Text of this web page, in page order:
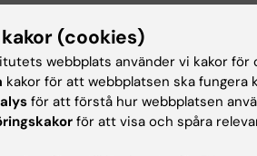
3,0 hp
GU
undersökningsmetoder,
(cookies)
webbplats använder vi kakor för
kakor för att webbplatsen ska fungera
för att förstå hur webbplatsen
för att visa och spåra